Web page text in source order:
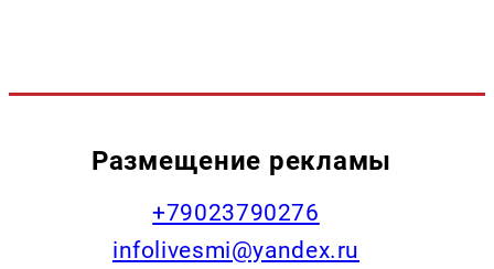
Размещение рекламы
+79023790276
infolivesmi@yandex.ru